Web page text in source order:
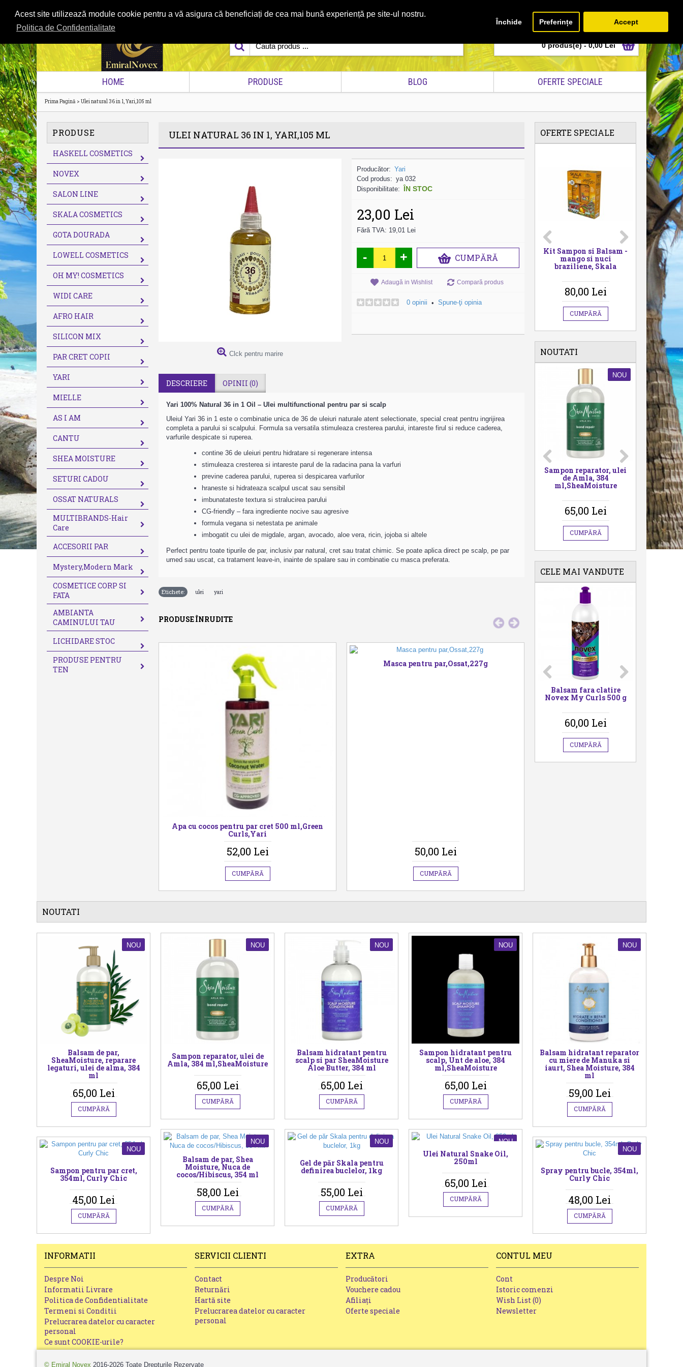
Acest site utilizează module cookie pentru a vă asigura că beneficiați de cea mai bună experiență pe site-ul nostru.
Politica de Confidentialitate
Închide Preferințe Accept
Home Cont Coş de cumpărături Comandă 0774.035.908 Contact
0 produs(e) - 0,00 Lei
HOME PRODUSE BLOG OFERTE SPECIALE
Prima Pagină > Ulei natural 36 in 1, Yari,105 ml
PRODUSE
HASKELL COSMETICS
NOVEX
SALON LINE
SKALA COSMETICS
GOTA DOURADA
LOWELL COSMETICS
OH MY! COSMETICS
WIDI CARE
AFRO HAIR
SILICON MIX
PAR CRET COPII
YARI
MIELLE
AS I AM
CANTU
SHEA MOISTURE
SETURI CADOU
OSSAT NATURALS
MULTIBRANDS-Hair
Care
ACCESORII PAR
Mystery,Modern Mark
COSMETICE CORP SI
FATA
AMBIANTA
CAMINULUI TAU
LICHIDARE STOC
PRODUSE PENTRU
TEN
OFERTE SPECIALE
Sampon Cavalo
Forte,Haskell 1L
Kit Sampon si Balsam -
mango si nuci
braziliene, Skala
Activator Bucle cu
Arginina, Salon Line, 1
84,00 Lei
CUMPĂRĂ
NOUTATI
CUMPĂRĂ
Sampon reparator, ulei
de Amla, 384
ml,SheaMoisture
65,00 Lei
Balsam
pentru scalp si
SheaMoisture
Butter, 384 ml
65,00 Lei
CUMPĂRĂ
CELE MAI VANDUTE
Balsam fara clatire
Novex My Curls 500 g
60,00 Lei
CUMPĂRĂ
ULEI NATURAL 36 IN 1, YARI,105 ML
Clck pentru marire
Producător: Yari
Cod produs: ya 032
Disponibilitate: ÎN STOC
23,00 Lei
Fără TVA: 19,01 Lei
- + CUMPĂRĂ
Adaugă in Wishlist Compară produs
0 opinii • Spune-ţi opinia
DESCRIERE OPINII (0)
Yari 100% Natural 36 in 1 Oil – Ulei multifunctional pentru par si scalp
Uleiul Yari 36 in 1 este o combinatie unica de 36 de uleiuri naturale atent selectionate, special creat pentru ingrijirea
completa a parului si scalpului. Formula sa versatila stimuleaza cresterea parului, intareste firul si reduce caderea,
varfurile despicate si ruperea.
contine 36 de uleiuri pentru hidratare si regenerare intensa
stimuleaza cresterea si intareste parul de la radacina pana la varfuri
previne caderea parului, ruperea si despicarea varfurilor
hraneste si hidrateaza scalpul uscat sau sensibil
imbunatateste textura si stralucirea parului
CG-friendly – fara ingrediente nocive sau agresive
formula vegana si netestata pe animale
imbogatit cu ulei de migdale, argan, avocado, aloe vera, ricin, jojoba si altele
Perfect pentru toate tipurile de par, inclusiv par natural, cret sau tratat chimic. Se poate aplica direct pe scalp, pe par
umed sau uscat, ca tratament leave-in, inainte de spalare sau in combinatie cu masca preferata.
Etichete: ulei yari
PRODUSE ÎNRUDITE
Apa cu cocos pentru par cret 500 ml,Green
Curls,Yari
52,00 Lei
CUMPĂRĂ
Masca pentru par,Ossat,227g
50,00 Lei
CUMPĂRĂ
Masca de par hidratanta cu proteine,
Honey & Yogurt,Shea
NOUTATI
NOU
Balsam de par,
SheaMoisture, reparare
legaturi, ulei de alma, 384
ml
65,00 Lei
CUMPĂRĂ
NOU
Sampon reparator, ulei de
Amla, 384 ml,SheaMoisture
65,00 Lei
CUMPĂRĂ
NOU
Balsam hidratant pentru
scalp si par SheaMoisture
Aloe Butter, 384 ml
65,00 Lei
CUMPĂRĂ
NOU
Sampon hidratant pentru
scalp, Unt de aloe, 384
ml,SheaMoisture
65,00 Lei
CUMPĂRĂ
NOU
Balsam hidratant reparator
cu miere de Manuka si
iaurt, Shea Moisture, 384
ml
59,00 Lei
CUMPĂRĂ
NOU
Balsam de par, Shea
Moisture, Nuca de
cocos/Hibiscus, 354 ml
58,00 Lei
CUMPĂRĂ
NOU
Gel de păr Skala pentru
definirea buclelor, 1kg
55,00 Lei
CUMPĂRĂ
NOU
Ulei Natural Snake Oil,
250ml
65,00 Lei
CUMPĂRĂ
NOU
Sampon pentru par cret,
354ml, Curly Chic
45,00 Lei
CUMPĂRĂ
NOU
Spray pentru bucle, 354ml,
Curly Chic
48,00 Lei
CUMPĂRĂ
INFORMATII
Despre Noi
Informatii Livrare
Politica de Confidentialitate
Termeni si Conditii
Prelucrarea datelor cu caracter
personal
Ce sunt COOKIE-urile?
SERVICII CLIENTI
Contact
Returnări
Hartă site
Prelucrarea datelor cu caracter
personal
EXTRA
Producători
Vouchere cadou
Afiliaţi
Oferte speciale
CONTUL MEU
Cont
Istoric comenzi
Wish List (0)
Newsletter
© Emiral Novex 2016-2026 Toate Drepturile Rezervate